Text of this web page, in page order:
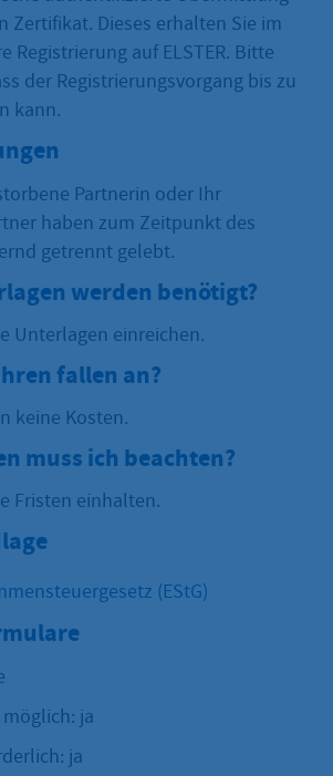
Zertifikat. Dieses erhalten Sie im
Registrierung auf ELSTER. Bitte
der Registrierungsvorgang bis zu
kann.
Partnerin oder Ihr
haben zum Zeitpunkt des
getrennt gelebt.
werden benötigt?
Unterlagen einreichen.
fallen an?
keine Kosten.
muss ich beachten?
Fristen einhalten.
(EStG)
ja
ja